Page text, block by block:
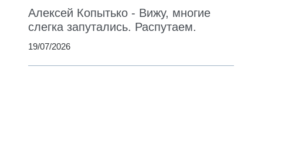
Алексей Копытько - Вижу, многие
слегка запутались. Распутаем.
19/07/2026